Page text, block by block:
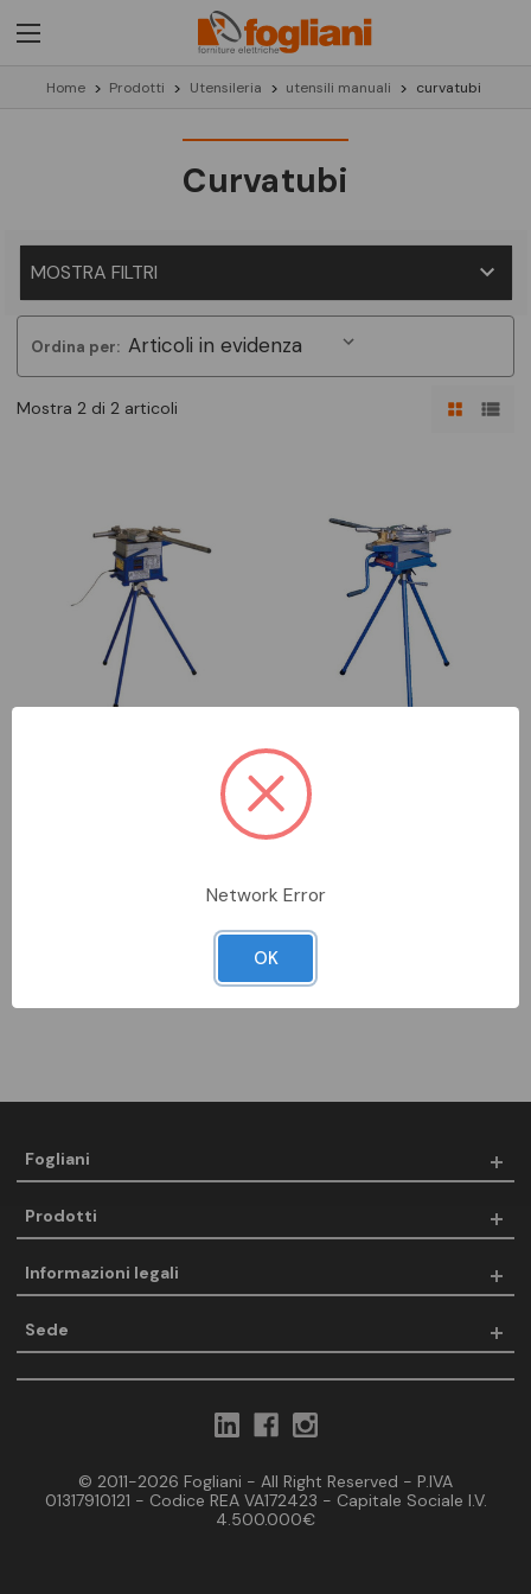
Home Prodotti Utensileria utensili manuali curvatubi
Curvatubi
MOSTRA FILTRI
Mostra 2 di 2 articoli
Ordina per:
DA ORDINARE
CSM6252-1640
COSMEC
40mm
Accedi per vedere i prezzi
Fogliani
Prodotti
Informazioni legali
Sede
© 2011-2026 Fogliani - All Right Reserved - P.IVA
01317910121 - Codice REA VA172423 - Capitale Sociale I.V.
4.500.000€
Network Error
OK